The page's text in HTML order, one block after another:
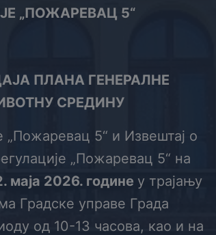
„ПОЖАРЕВАЦ 5“
ПЛАНА ГЕНЕРАЛНЕ
СРЕДИНУ
„Пожаревац 5“ и Извештај о
„Пожаревац 5“ на
. маја 2026. године у трајању
Градске управе Града
од 10-13 часова, као и на